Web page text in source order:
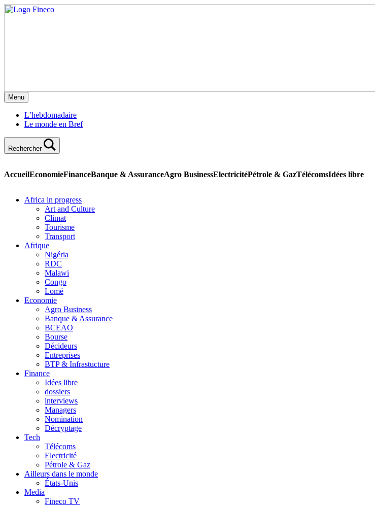
Menu
L’hebdomadaire
Le monde en Bref
Rechercher
AccueilEconomieFinanceBanque & AssuranceAgro BusinessElectricitéPétrole & GazTélécomsIdées libre
Africa in progress
Art and Culture
Climat
Tourisme
Transport
Afrique
Nigéria
RDC
Malawi
Congo
Lomé
Economie
Agro Business
Banque & Assurance
BCEAO
Bourse
Décideurs
Entreprises
BTP & Infrastucture
Finance
Idées libre
dossiers
interviews
Managers
Nomination
Décryptage
Tech
Télécoms
Electricité
Pétrole & Gaz
Ailleurs dans le monde
États-Unis
Media
Fineco TV